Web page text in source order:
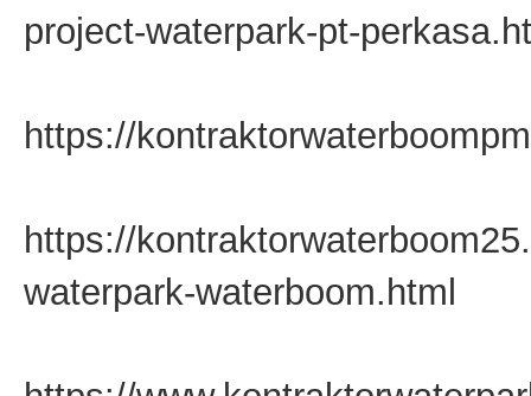
project-waterpark-pt-
https://
https://
waterpark-waterboom.html